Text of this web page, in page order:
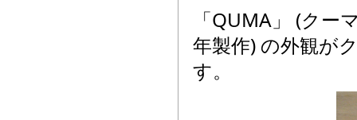
「QUMA」 (クー
年製作) の外観が
す。